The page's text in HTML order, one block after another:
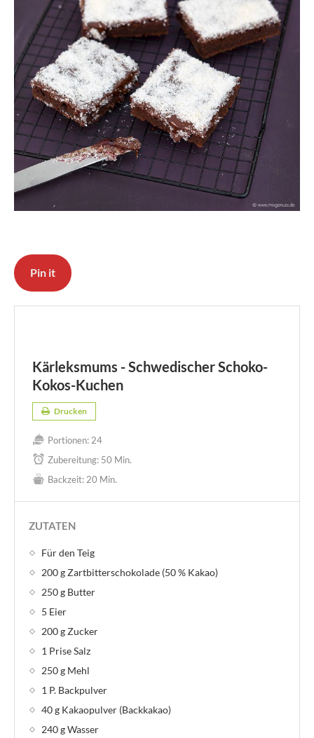
Pin it
Kärleksmums - Schwedischer Schoko-
Kokos-Kuchen
Drucken
Portionen: 24
Zubereitung: 50 Min.
Backzeit: 20 Min.
ZUTATEN
Für den Teig
200 g Zartbitterschokolade (50 % Kakao)
250 g Butter
5 Eier
200 g Zucker
1 Prise Salz
250 g Mehl
1 P. Backpulver
40 g Kakaopulver (Backkakao)
240 g Wasser